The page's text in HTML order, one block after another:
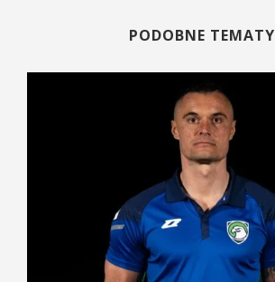
PODOBNE TEMATY